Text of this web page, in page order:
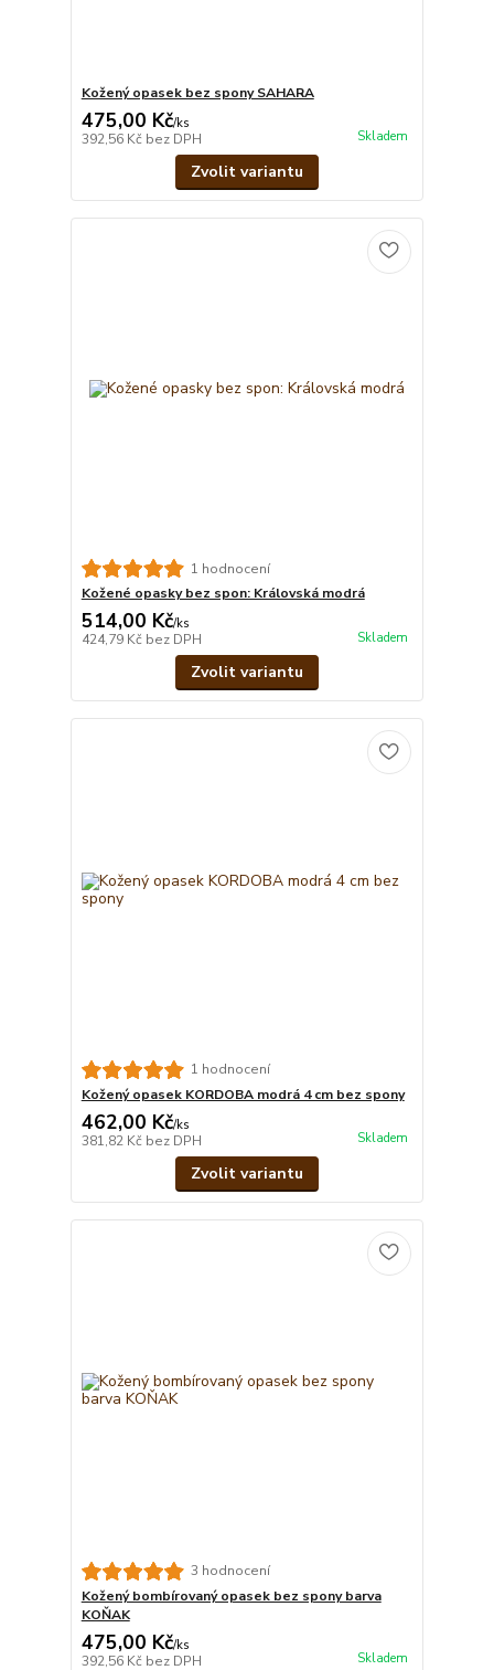
Kožený opasek bez spony SAHARA
475,00 Kč/ks
392,56 Kč bez DPH Skladem
Zvolit variantu
1 hodnocení
Kožené opasky bez spon: Královská modrá
514,00 Kč/ks
424,79 Kč bez DPH Skladem
Zvolit variantu
1 hodnocení
Kožený opasek KORDOBA modrá 4 cm bez spony
462,00 Kč/ks
381,82 Kč bez DPH Skladem
Zvolit variantu
3 hodnocení
Kožený bombírovaný opasek bez spony barva
KOŇAK
475,00 Kč/ks
392,56 Kč bez DPH Skladem